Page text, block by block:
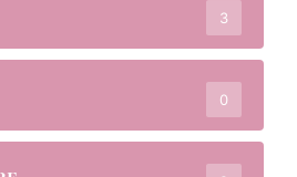
3
0